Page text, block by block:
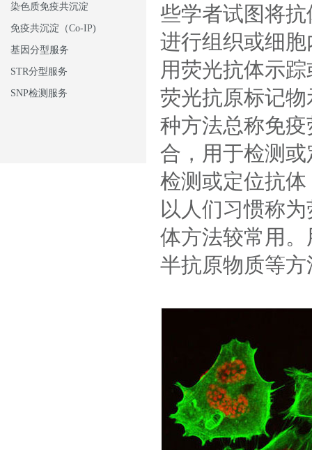
染色质免疫共沉淀
免疫共沉淀（Co-IP)
基因分型服务
STR分型服务
SNP检测服务
些学者试图将
进行组织或细
用荧光抗体示
荧光抗原标记
种方法总称免
合，用于检测
检测或定位抗
以人们习惯称
体方法较常用
半抗原物质等